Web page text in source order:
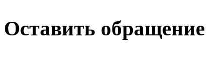
Оставить обращение